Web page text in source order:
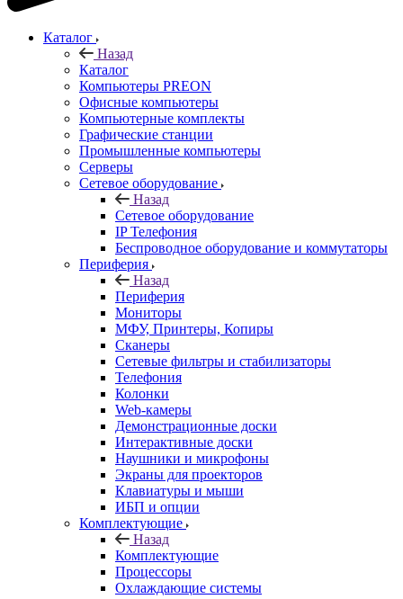
Каталог
Назад
Каталог
Компьютеры PREON
Офисные компьютеры
Компьютерные комплекты
Графические станции
Промышленные компьютеры
Серверы
Сетевое оборудование
Назад
Сетевое оборудование
IP Телефония
Беспроводное оборудование и коммутаторы
Периферия
Назад
Периферия
Мониторы
МФУ, Принтеры, Копиры
Сканеры
Сетевые фильтры и стабилизаторы
Телефония
Колонки
Web-камеры
Демонстрационные доски
Интерактивные доски
Наушники и микрофоны
Экраны для проекторов
Клавиатуры и мыши
ИБП и опции
Комплектующие
Назад
Комплектующие
Процессоры
Охлаждающие системы